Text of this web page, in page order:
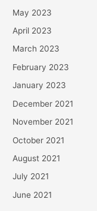
May 2023
April 2023
March 2023
February 2023
January 2023
December 2021
November 2021
October 2021
August 2021
July 2021
June 2021